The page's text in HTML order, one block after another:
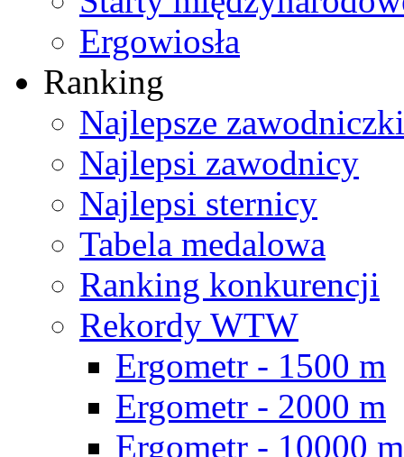
Ergowiosła
Ranking
Najlepsze zawodniczki
Najlepsi zawodnicy
Najlepsi sternicy
Tabela medalowa
Ranking konkurencji
Rekordy WTW
Ergometr - 1500 m
Ergometr - 2000 m
Ergometr - 10000 m